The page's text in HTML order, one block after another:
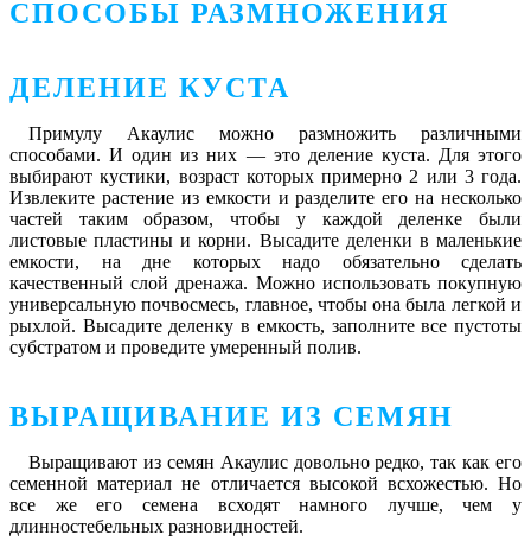
СПОСОБЫ РАЗМНОЖЕНИЯ
ДЕЛЕНИЕ КУСТА
Примулу Акаулис можно размножить различными
способами. И один из них — это деление куста. Для этого
выбирают кустики, возраст которых примерно 2 или 3 года.
Извлеките растение из емкости и разделите его на несколько
частей таким образом, чтобы у каждой деленке были
листовые пластины и корни. Высадите деленки в маленькие
емкости, на дне которых надо обязательно сделать
качественный слой дренажа. Можно использовать покупную
универсальную почвосмесь, главное, чтобы она была легкой и
рыхлой. Высадите деленку в емкость, заполните все пустоты
субстратом и проведите умеренный полив.
ВЫРАЩИВАНИЕ ИЗ СЕМЯН
Выращивают из семян Акаулис довольно редко, так как его
семенной материал не отличается высокой всхожестью. Но
все же его семена всходят намного лучше, чем у
длинностебельных разновидностей.